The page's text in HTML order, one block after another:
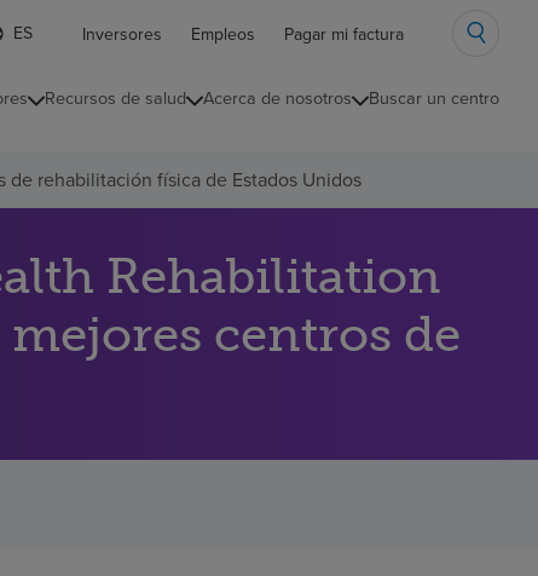
Inversores Empleos Pagar mi factura
Recursos de salud Acerca de nosotros Buscar un centro
rehabilitación física de Estados Unidos
Rehabilitation
centros de